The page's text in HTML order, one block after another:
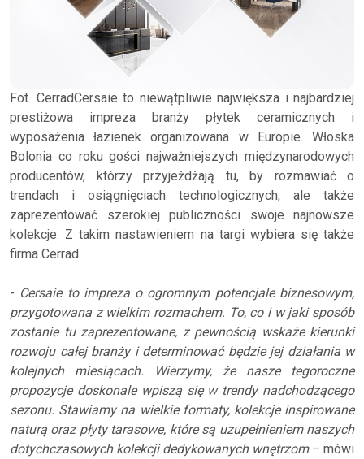
Fot. CerradCersaie to niewątpliwie największa i najbardziej
prestiżowa impreza branży płytek ceramicznych i
wyposażenia łazienek organizowana w Europie. Włoska
Bolonia co roku gości najważniejszych międzynarodowych
producentów, którzy przyjeżdżają tu, by rozmawiać o
trendach i osiągnięciach technologicznych, ale także
zaprezentować szerokiej publiczności swoje najnowsze
kolekcje. Z takim nastawieniem na targi wybiera się także
firma Cerrad.
- Cersaie to impreza o ogromnym potencjale biznesowym,
przygotowana z wielkim rozmachem. To, co i w jaki sposób
zostanie tu zaprezentowane, z pewnością wskaże kierunki
rozwoju całej branży i determinować będzie jej działania w
kolejnych miesiącach. Wierzymy, że nasze tegoroczne
propozycje doskonale wpiszą się w trendy nadchodzącego
sezonu. Stawiamy na wielkie formaty, kolekcje inspirowane
naturą oraz płyty tarasowe, które są uzupełnieniem naszych
dotychczasowych kolekcji dedykowanych wnętrzom– mówi